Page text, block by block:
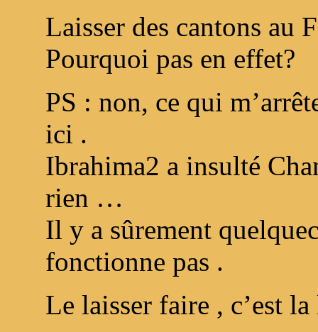
Laisser des cantons au
Pourquoi pas en effet?
PS : non, ce qui
ici .
Ibrahima2 a insulté
rien …
Il y a sûrement
fonctionne pas .
Le laisser faire , c’est